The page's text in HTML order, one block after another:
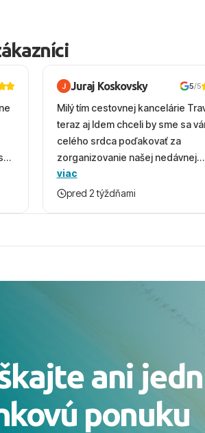
Juraj Koskovsky 5/5
Milý tím cestovnej kancelárie
teraz aj Idem chceli by sme sa
celého srdca poďakovať za
zorganizovanie našej nedávnej
dovolenky v Turecku. Vďaka vám
prežili nádherný čas, na ktorý
čierneho! ​Čo nás dostalo najviac:
ochotní a starostliví ľudia. ​Gastro
celého dňa. ​Areál a pláž:
prostredie, veľa zelene a
s pozvoľným vstupom do mora a
more. ​Program: Skvelé animácie a
viac
pred 2 týždňami
ani
ponuku